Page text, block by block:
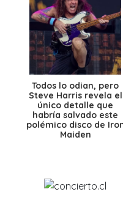
Todos lo odian, pero
Steve Harris revela el
único detalle que
habría salvado este
polémico disco de
Maiden